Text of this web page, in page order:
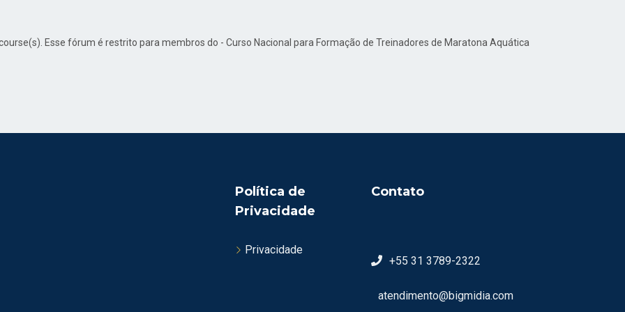
Esse fórum é restrito para membros do - Curso Nacional para Formação de Treinadores de Maratona Aquática
Política de
Privacidade
Privacidade
Contato
+55 31 3789-2322
atendimento@bigmidia.com